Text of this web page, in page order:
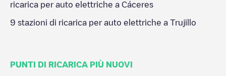
ricarica per auto elettriche a Cáceres
9 stazioni di ricarica per auto elettriche a Trujillo
PUNTI DI RICARICA PIÙ NUOVI